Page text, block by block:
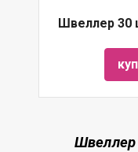
Швеллер 30
Швеллер